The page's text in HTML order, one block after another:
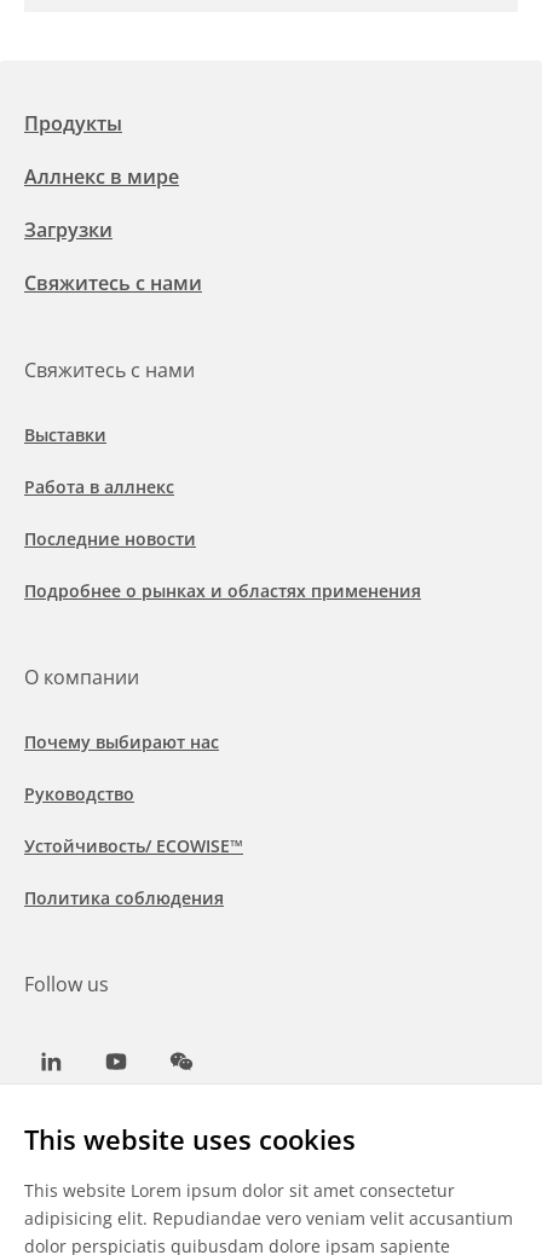
This website uses cookies
This website Lorem ipsum dolor sit amet consectetur
adipisicing elit. Repudiandae vero veniam velit accusantium
dolor perspiciatis quibusdam dolore ipsam sapiente
Продукты
Аллнекс в мире
Загрузки
Свяжитесь с нами
Свяжитесь с нами
Выставки
Работа в аллнекс
Последние новости
Подробнее о рынках и областях применения
О компании
Почему выбирают нас
Руководство
Устойчивость/ ECOWISE™
Политика соблюдения
Follow us
LinkedInYoutubeWeChat
Общие условия